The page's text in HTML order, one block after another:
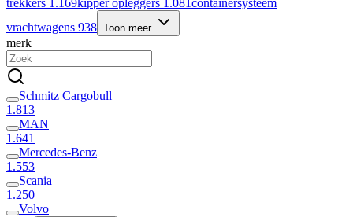
trekkers 1.169kipper opleggers 1.081containersysteem
vrachtwagens 938 Toon meer
merk
Schmitz Cargobull
1.813
MAN
1.641
Mercedes-Benz
1.553
Scania
1.250
Volvo